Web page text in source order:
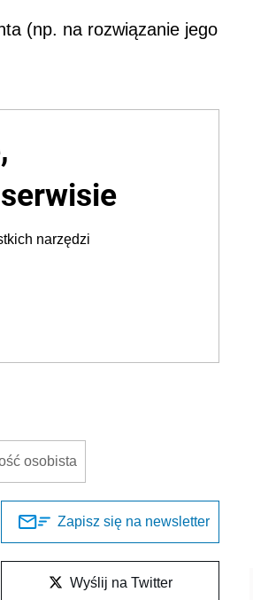
(np. na rozwiązanie jego
narzędzi
osobista
Zapisz się na newsletter
Wyślij na Twitter